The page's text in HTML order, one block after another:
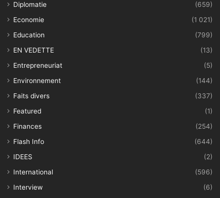
Diplomatie
(659)
Economie
(1 021)
Education
(799)
EN VEDETTE
(13)
Entrepreneuriat
(5)
Environnement
(144)
Faits divers
(337)
Featured
(1)
Finances
(254)
Flash Info
(644)
IDEES
(2)
International
(596)
Interview
(6)